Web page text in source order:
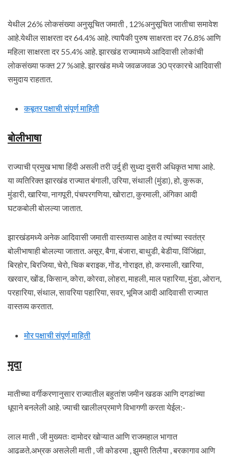
येथील 26% लोकसंख्या अनुसूचित जमाती , 12%अनुसूचित जातीचा समावेश
आहे.येथील साक्षरता दर 64.4% आहे. त्यापैकी पुरुष साक्षरता दर 76.8% आणि
महिला साक्षरता दर 55.4% आहे. झारखंड राज्यामध्ये आदिवासी लोकांची
लोकसंख्या फक्त 27 %आहे. झारखंड मध्ये जवळजवळ 30 प्रकारचे आदिवासी
समुदाय राहतात.
कबूतर पक्षाची संपूर्ण माहिती
बोलीभाषा
राज्याची प्रमुख भाषा हिंदी असली तरी उर्दु ही सुध्दा दुसरी अधिकृत भाषा आहे.
या व्यतिरिक्‍त झारखंड राज्यात बंगाली, उरिया, संथाली (मुंडा), हो, कुरूक,
मुंडारी, खारिया, नागपूरी, पंचपरगणिया, खोराटा, कुरमाली, अंगिका आदी
घटकबोली बोलल्या जातात.
झारखंडमध्ये अनेक आदिवासी जमाती वास्तव्यास आहेत व त्यांच्या स्वतंत्र
बोलीभाषाही बोलल्या जातात. असूर, बैगा, बंजारा, बाथुडी, बेडीया, विंजिंह्या,
बिरहोर, बिरजिया, चेरो, चिक बराइक, गोंड, गोराइत, हो, करमाली, खारिया,
खरवार, खोंड, किसान, कोरा, कोरवा, लोहरा, माहली, माल पहारिया, मुंडा, ओरान,
परहारिया, संथाल, सावरिया पहारिया, सवर, भूमिज आदी आदिवासी राज्यात
वास्तव्य करतात.
मोर पक्षाची संपूर्ण माहिती
मृदा
मातीच्या वर्गीकरणानुसार राज्यातील बहुतांश जमीन खडक आणि दगडांच्या
धूपाने बनलेली आहे. ज्याची खालीलप्रमाणे विभागणी करता येईल:-
लाल माती , जी मुख्यतः दामोदर खोऱ्यात आणि राजमहाल भागात
आढळते.अभ्रक असलेली माती , जी कोडरमा , झुमरी तिलैया , बरकागाव आणि